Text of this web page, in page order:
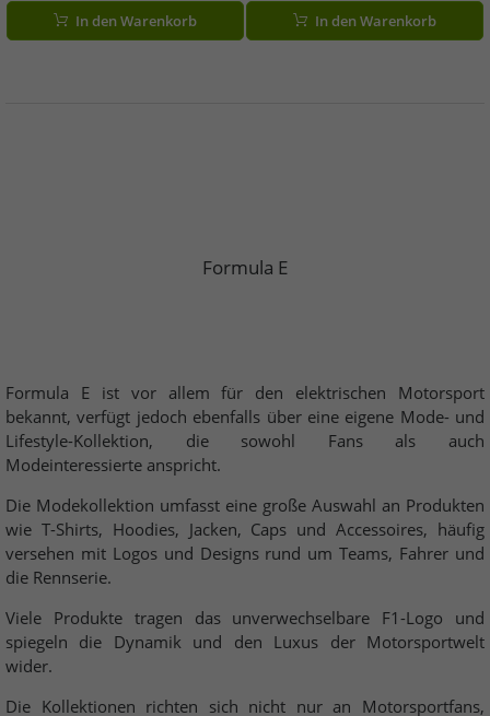
In den Warenkorb In den Warenkorb
Formula E
Formula E ist vor allem für den elektrischen Motorsport
bekannt, verfügt jedoch ebenfalls über eine eigene Mode- und
Lifestyle-Kollektion, die sowohl Fans als auch
Modeinteressierte anspricht.
Die Modekollektion umfasst eine große Auswahl an Produkten
wie T-Shirts, Hoodies, Jacken, Caps und Accessoires, häufig
versehen mit Logos und Designs rund um Teams, Fahrer und
die Rennserie.
Viele Produkte tragen das unverwechselbare F1-Logo und
spiegeln die Dynamik und den Luxus der Motorsportwelt
wider.
Die Kollektionen richten sich nicht nur an Motorsportfans,